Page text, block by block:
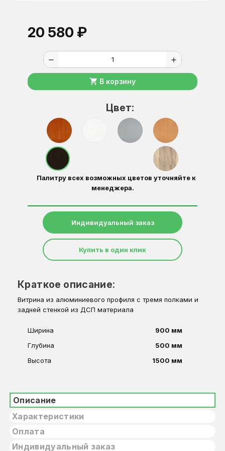
20 580 ₽
remove add
shopping_cart В корзину
Цвет:
Палитру всех возможных цветов уточняйте к
менеджера.
Индивидуальный заказ
Купить в один клик
Краткое описание:
Витрина из алюминиевого профиля с тремя полками и
задней стенкой из ДСП материала
Ширина
900 мм
Глубина
500 мм
Высота
1500 мм
Описание
Характеристики
Оплата
Индивидуальный заказ